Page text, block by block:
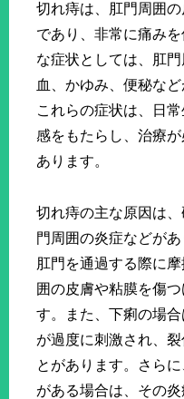
切れ痔は、肛門周囲
であり、非常に痛み
な症状としては、肛
血、かゆみ、便秘など
これらの症状は、日
感をもたらし、治療
あります。
切れ痔の主な原因は
門周囲の炎症などが
肛門を通過する際に
囲の皮膚や粘膜を傷
す。また、下痢の場
が過度に刺激され、
とがあります。さら
がある場合は、その